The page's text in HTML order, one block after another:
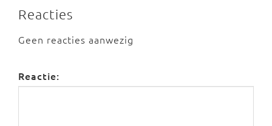
Reacties
Geen reacties aanwezig
Reactie: